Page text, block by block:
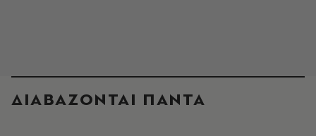
ΔΙΑΒΑΖΟΝΤΑΙ ΠΑΝΤΑ